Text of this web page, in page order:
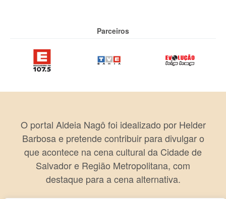
Parceiros
O portal Aldeia Nagô foi idealizado por Helder
Barbosa e pretende contribuir para divulgar o
que acontece na cena cultural da Cidade de
Salvador e Região Metropolitana, com
destaque para a cena alternativa.